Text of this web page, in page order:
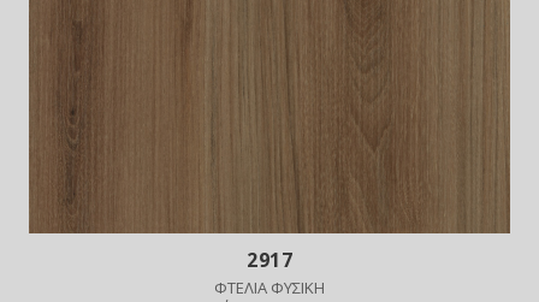
2917
ΦΤΕΛΙΑ ΦΥΣΙΚΗ